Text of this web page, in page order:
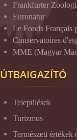
Frankfurter
Euronatur
Le Fonds Français
Conservatoires
MME (Magyar
ÚTBAIGAZÍTÓ
Települések
Turizmus
Természeti értékek